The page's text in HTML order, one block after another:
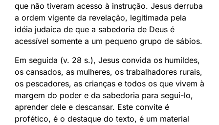
que não tiveram acesso à instrução. Jesus derruba
a ordem vigente da revelação, legitimada pela
idéia judaica de que a sabedoria de Deus é
acessível somente a um pequeno grupo de sábios.
Em seguida (v. 28 s.), Jesus convida os humildes,
os cansados, as mulheres, os trabalhadores rurais,
os pescadores, as crianças e todos os que vivem à
margem do poder e da sabedoria para segui-lo,
aprender dele e descansar. Este convite é
profético, é o destaque do texto, é um material